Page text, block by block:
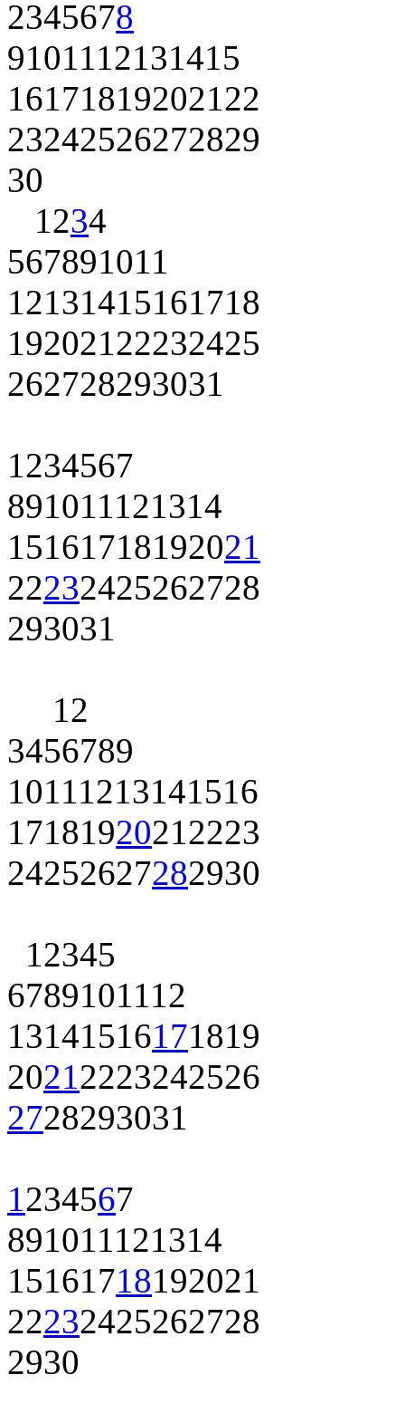
2345678
9101112131415
16171819202122
23242526272829
30
1234
567891011
12131415161718
19202122232425
262728293031
1234567
891011121314
15161718192021
22232425262728
293031
12
3456789
10111213141516
17181920212223
24252627282930
12345
6789101112
13141516171819
20212223242526
2728293031
1234567
891011121314
15161718192021
22232425262728
2930